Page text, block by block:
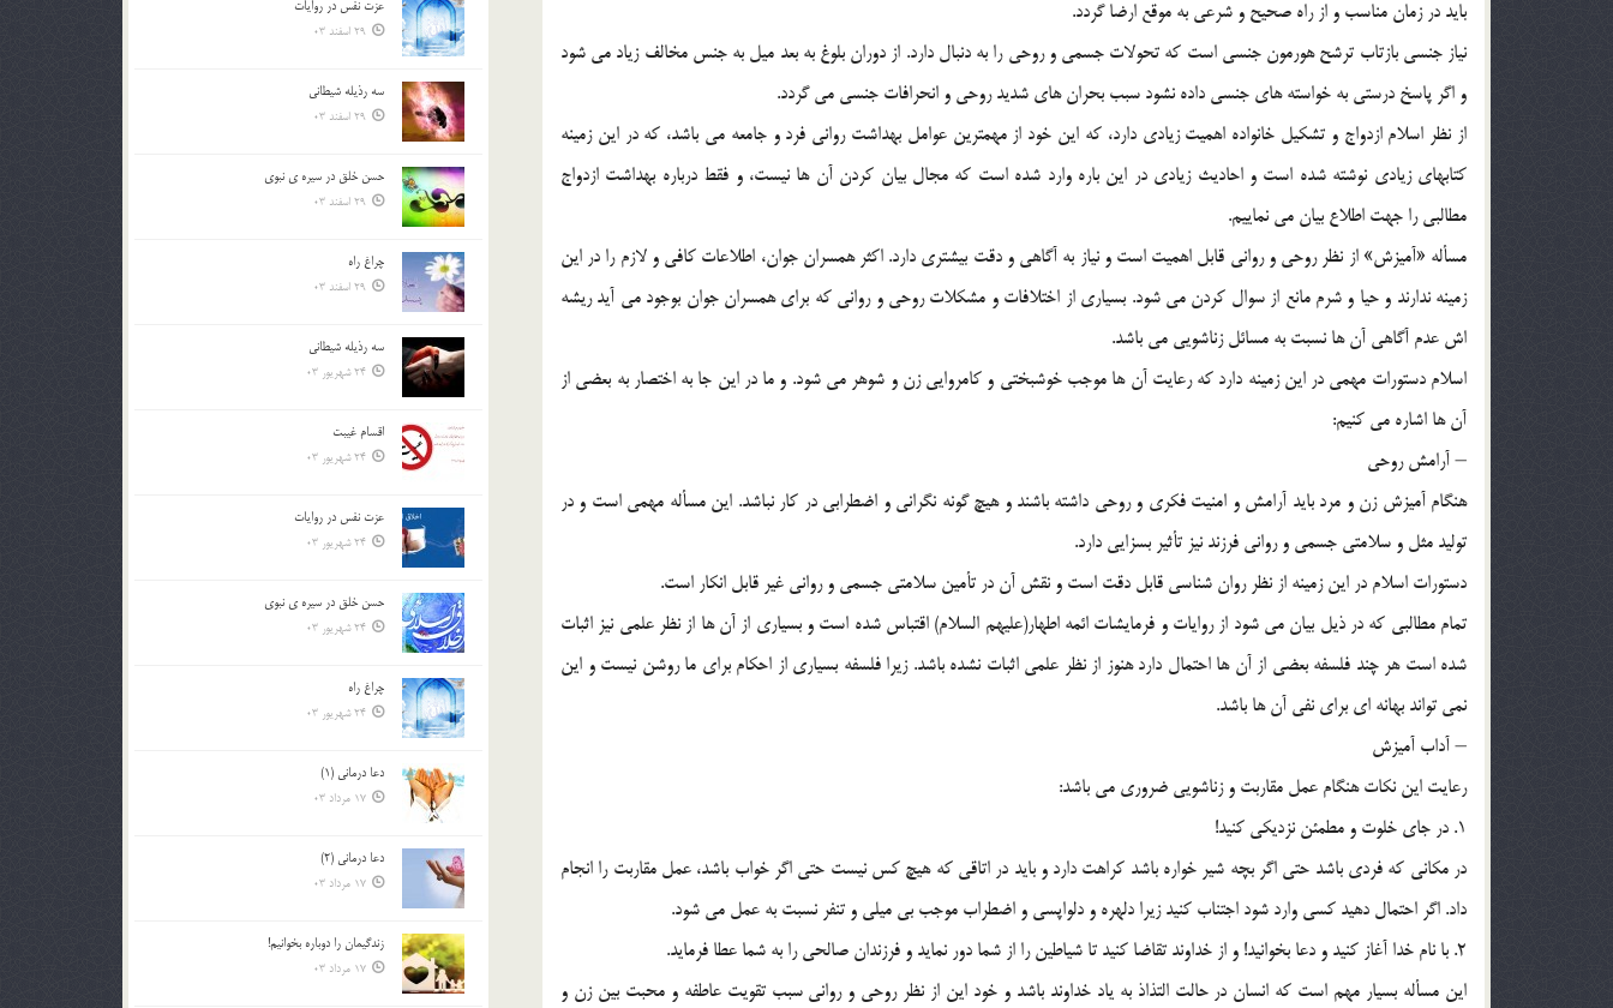
بايد در زمان مناسب و از راه صحيح و شرعي به موقع ارضا گردد.
نياز جنسي بازتاب ترشح هورمون جنسي است که تحولات جسمي و روحي را به دنبال دارد. از دوران بلوغ به بعد ميل به جنس مخالف زياد مي شود
و اگر پاسخ درستي به خواسته هاي جنسي داده نشود سبب بحران هاي شديد روحي و انحرافات جنسي مي گردد.
از نظر اسلام ازدواج و تشکيل خانواده اهميت زيادي دارد، که اين خود از مهمترين عوامل بهداشت رواني فرد و جامعه مي باشد، که در اين زمينه
کتابهاي زيادي نوشته شده است و احاديث زيادي در اين باره وارد شده است که مجال بيان کردن آن ها نيست، و فقط درباره بهداشت ازدواج
مطالبي را جهت اطلاع بيان مي نماييم.
مسأله «آميزش» از نظر روحي و رواني قابل اهميت است و نياز به آگاهي و دقت بيشتري دارد. اکثر همسران جوان، اطلاعات کافي و لازم را در اين
زمينه ندارند و حيا و شرم مانع از سوال کردن مي شود. بسياري از اختلافات و مشکلات روحي و رواني که براي همسران جوان بوجود مي آيد ريشه
اش عدم آگاهي آن ها نسبت به مسائل زناشويي مي باشد.
اسلام دستورات مهمي در اين زمينه دارد که رعايت آن ها موجب خوشبختي و کامروايي زن و شوهر مي شود. و ما در اين جا به اختصار به بعضي از
آن ها اشاره مي کنيم:
– آرامش روحي
هنگام آميزش زن و مرد بايد آرامش و امنيت فکري و روحي داشته باشند و هيچ گونه نگراني و اضطرابي در کار نباشد. اين مسأله مهمي است و در
توليد مثل و سلامتي جسمي و رواني فرزند نيز تأثير بسزايي دارد.
دستورات اسلام در اين زمينه از نظر روان شناسي قابل دقت است و نقش آن در تأمين سلامتي جسمي و رواني غير قابل انکار است.
تمام مطالبي که در ذيل بيان مي شود از روايات و فرمايشات ائمه اطهار(عليهم السلام) اقتباس شده است و بسياري از آن ها از نظر علمي نيز اثبات
شده است هر چند فلسفه بعضي از آن ها احتمال دارد هنوز از نظر علمي اثبات نشده باشد. زيرا فلسفه بسياري از احکام براي ما روشن نيست و اين
نمي تواند بهانه اي براي نفي آن ها باشد.
– آداب آميزش
رعايت اين نکات هنگام عمل مقاربت و زناشويي ضروري مي باشد:
1. در جاي خلوت و مطمئن نزديکي کنيد!
در مکاني که فردي باشد حتي اگر بچه شير خواره باشد کراهت دارد و بايد در اتاقي که هيچ کس نيست حتي اگر خواب باشد، عمل مقاربت را انجام
داد. اگر احتمال دهيد کسي وارد شود اجتناب کنيد زيرا دلهره و دلواپسي و اضطراب موجب بي ميلي و تنفر نسبت به عمل مي شود.
2. با نام خدا آغاز کنيد و دعا بخوانيد! و از خداوند تقاضا کنيد تا شياطين را از شما دور نمايد و فرزندان صالحي را به شما عطا فرمايد.
اين مسأله بسيار مهم است که انسان در حالت التذاذ به ياد خداوند باشد و خود اين از نظر روحي و رواني سبب تقويت عاطفه و محبت بين زن و
عزت نفس در روايات
29 اسفند 03
سه رذیله شیطانی
29 اسفند 03
حسن خلق در سيره ي نبوي
29 اسفند 03
چراغ راه
29 اسفند 03
سه رذیله شیطانی
24 شهریور 03
اقسام غيبت
24 شهریور 03
عزت نفس در روايات
24 شهریور 03
حسن خلق در سيره ي نبوي
24 شهریور 03
چراغ راه
24 شهریور 03
دعا درمانی (1)
17 مرداد 03
دعا درمانی (2)
17 مرداد 03
زندگيمان را دوباره بخوانيم!
17 مرداد 03